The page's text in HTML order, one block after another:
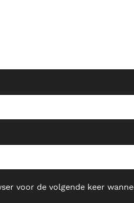
voor de volgende keer